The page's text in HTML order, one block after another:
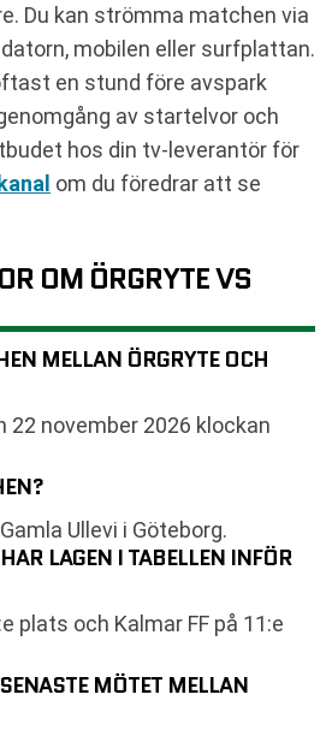
Du kan strömma matchen via
mobilen eller surfplattan.
en stund före avspark
av startelvor och
hos din tv-leverantör för
om du föredrar att se
OM ÖRGRYTE VS
MELLAN ÖRGRYTE OCH
22 november 2026 klockan
Ullevi i Göteborg.
LAGEN I TABELLEN INFÖR
plats och Kalmar FF på 11:e
MÖTET MELLAN